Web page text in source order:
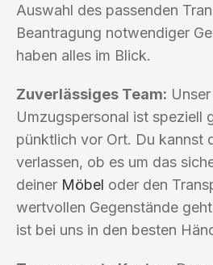
Auswahl des passenden
Beantragung notwendiger
haben alles im Blick.
Zuverlässiges Team:
Umzugspersonal ist speziell
pünktlich vor Ort. Du kannst
verlassen, ob es um das
deiner Möbel oder den
wertvollen Gegenstände
ist bei uns in den besten